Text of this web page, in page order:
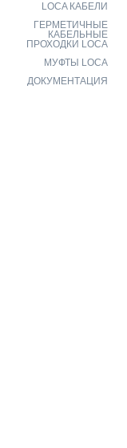
LOCA КАБЕЛИ
ГЕРМЕТИЧНЫЕ
КАБЕЛЬНЫЕ
ПРОХОДКИ LOCA
МУФТЫ LOCA
ДОКУМЕНТАЦИЯ